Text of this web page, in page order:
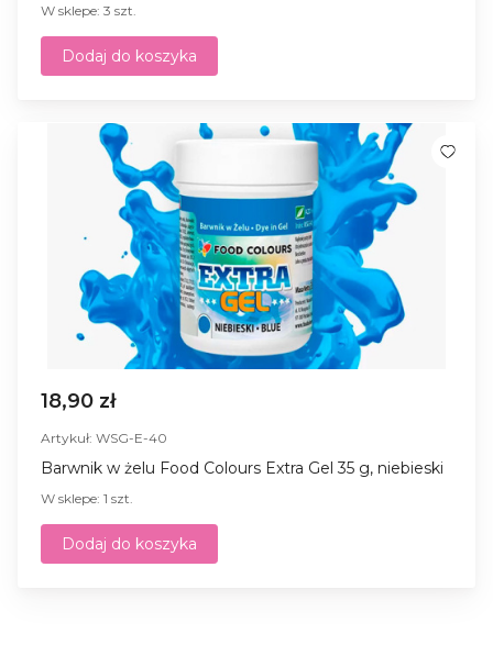
W sklepe: 3 szt.
Dodaj do koszyka
18,90 zł
Artykuł: WSG-E-40
Barwnik w żelu Food Colours Extra Gel 35 g, niebieski
W sklepe: 1 szt.
Dodaj do koszyka